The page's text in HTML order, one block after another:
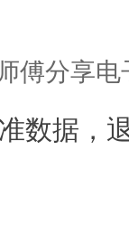
数据，